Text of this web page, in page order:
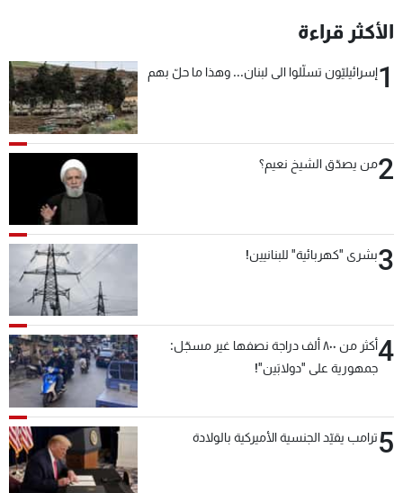
الأكثر قراءة
1إسرائيليّون تسلّلوا الى لبنان... وهذا ما حلّ بهم
2من يصدّق الشيخ نعيم؟
3بشرى "كهربائية" للبنانيين!
4
أكثر من ٨٠٠ ألف دراجة نصفها غير مسجّل:
جمهورية على "دولابَين"!
5ترامب يقيّد الجنسية الأميركية بالولادة